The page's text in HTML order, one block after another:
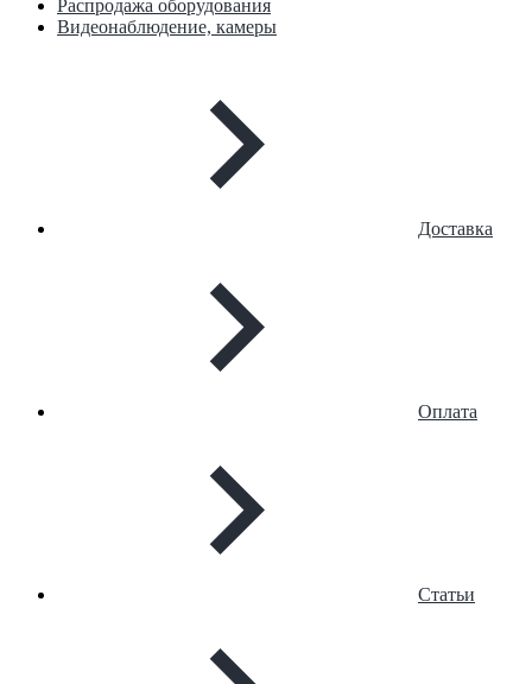
Распродажа оборудования
Видеонаблюдение, камеры
Доставка
Оплата
Статьи